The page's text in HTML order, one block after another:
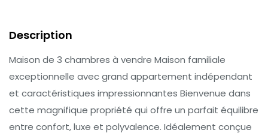
Description
Maison de 3 chambres à vendre Maison familiale
exceptionnelle avec grand appartement indépendant
et caractéristiques impressionnantes Bienvenue dans
cette magnifique propriété qui offre un parfait équilibre
entre confort, luxe et polyvalence. Idéalement conçue